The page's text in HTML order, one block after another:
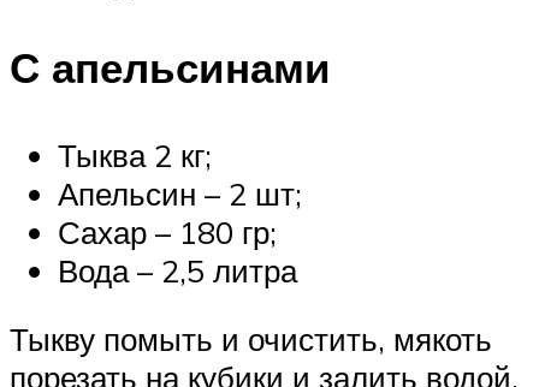
С апельсинами
Тыква 2 кг;
Апельсин – 2 шт;
Сахар – 180 гр;
Вода – 2,5 литра
Тыкву помыть и очистить, мякоть
порезать на кубики и залить водой.